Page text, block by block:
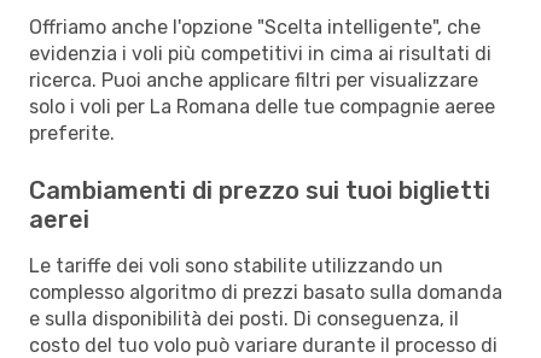
Offriamo anche l'opzione "Scelta intelligente", che
evidenzia i voli più competitivi in cima ai risultati di
ricerca. Puoi anche applicare filtri per visualizzare
solo i voli per La Romana delle tue compagnie aeree
preferite.
Cambiamenti di prezzo sui tuoi biglietti
aerei
Le tariffe dei voli sono stabilite utilizzando un
complesso algoritmo di prezzi basato sulla domanda
e sulla disponibilità dei posti. Di conseguenza, il
costo del tuo volo può variare durante il processo di